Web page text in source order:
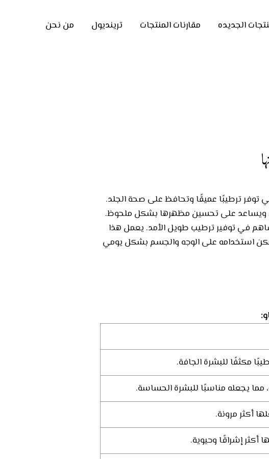
الجديده مقارنات المنتجات ترينديول من نحن
توفر ترطيبًا عميقًا وتحافظ على صحة الجلد.
ويساعد على تحسين مظهرها بشكل ملحوظ.
في توفير ترطيب طويل الأمد. يعمل هذا
استخدامه على الوجه والجسم بشكل يومي
مكثفًا للبشرة الجافة.
يجعله مناسبًا للبشرة الحساسة.
أكثر مرونة.
إشراقًا وحيوية.